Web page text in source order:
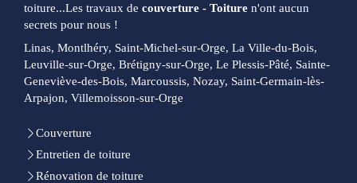
toiture...Les travaux de couverture - Toiture n'ont aucun
secrets pour nous !
Linas, Montlhéry, Saint-Michel-sur-Orge, La Ville-du-Bois,
Leuville-sur-Orge, Brétigny-sur-Orge, Le Plessis-Pâté, Sainte-
Geneviève-des-Bois, Marcoussis, Nozay, Saint-Germain-lès-
Arpajon, Villemoisson-sur-Orge
Couverture
Entretien de toiture
Rénovation de toiture